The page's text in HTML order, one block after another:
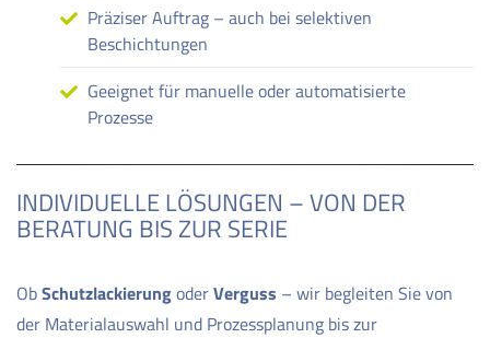
Präziser Auftrag – auch bei selektiven
Beschichtungen
Geeignet für manuelle oder automatisierte
Prozesse
INDIVIDUELLE LÖSUNGEN – VON DER
BERATUNG BIS ZUR SERIE
ObSchutzlackierungoderVerguss – wir begleiten Sie von
der Materialauswahl und Prozessplanung bis zur